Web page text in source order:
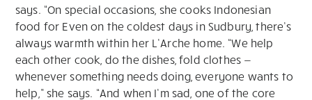
says. “On special occasions, she cooks Indonesian
food for Even on the coldest days in Sudbury, there’s
always warmth within her L’Arche home. “We help
each other cook, do the dishes, fold clothes —
whenever something needs doing, everyone wants to
help,” she says. “And when I’m sad, one of the core